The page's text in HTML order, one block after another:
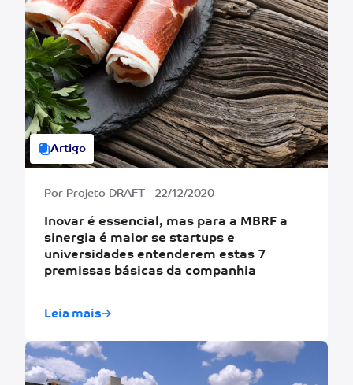
Artigo
Por Projeto DRAFT - 22/12/2020
Inovar é essencial, mas para a MBRF a
sinergia é maior se startups e
universidades entenderem estas 7
premissas básicas da companhia
Leia mais